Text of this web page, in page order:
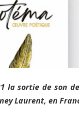
la sortie de son
Laurent, en